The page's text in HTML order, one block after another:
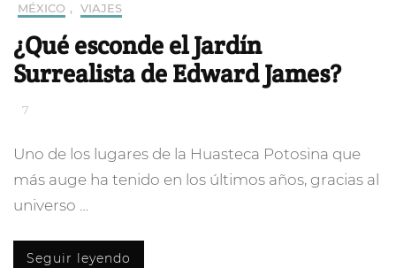
MÉXICO , VIAJES
¿Qué esconde el Jardín
Surrealista de Edward James?
7
Uno de los lugares de la Huasteca Potosina que
más auge ha tenido en los últimos años, gracias al
universo …
Seguir leyendo